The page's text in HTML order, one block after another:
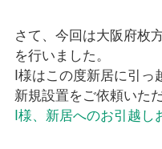
さて、今回は大阪府枚
を行いました。
I様はこの度新居に引っ
新規設置をご依頼いた
I様、新居へのお引越し